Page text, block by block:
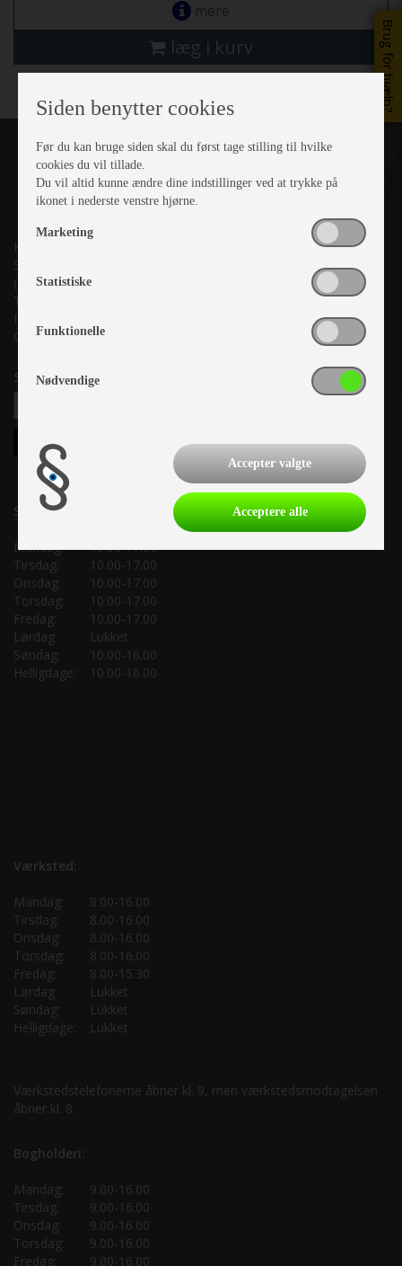
Brug for hjælp?
mere
læg i kurv
Kronjyllands Camping Center A/S
Suderholmen 10, 8960 Randers SØ
(Lige ud til Grenåvej)
Tlf. +45 87 10 98 70
Info@as-kcc.dk
CVR: 33 38 77 33
Samtykke til nyhedsbrev
Salgsafdeling:
Mandag:
10.00-17.00
Tirsdag:
10.00-17.00
Onsdag:
10.00-17.00
Torsdag:
10.00-17.00
Fredag:
10.00-17.00
Lørdag:
Lukket
Søndag:
10.00-16.00
Helligdage:
10.00-16.00
Værksted:
Mandag:
8.00-16.00
Tirsdag:
8.00-16.00
Onsdag:
8.00-16.00
Torsdag:
8.00-16.00
Fredag:
8.00-15.30
Lørdag:
Lukket
Søndag:
Lukket
Helligdage:
Lukket
Værkstedstelefonerne åbner kl. 9, men værkstedsmodtagelsen
åbner kl. 8.
Bogholderi:
Mandag:
9.00-16.00
Tirsdag:
9.00-16.00
Onsdag:
9.00-16.00
Torsdag:
9.00-16.00
Fredag:
9.00-16.00
Siden benytter cookies
Før du kan bruge siden skal du først tage stilling til hvilke
cookies du vil tillade.
Du vil altid kunne ændre dine indstillinger ved at trykke på
ikonet i nederste venstre hjørne.
Marketing
Statistiske
Funktionelle
Nødvendige
Accepter valgte
Acceptere alle